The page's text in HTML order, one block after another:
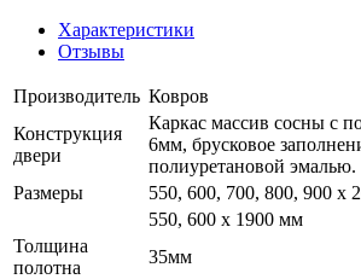
Характеристики
Отзывы
Производитель Ковров
Конструкция
двери
Каркас массив сосны с
6мм, брусковое
полиуретановой эмалью.
Размеры
550, 600, 700, 800, 900 x
550, 600 х 1900 мм
Толщина
полотна
35мм